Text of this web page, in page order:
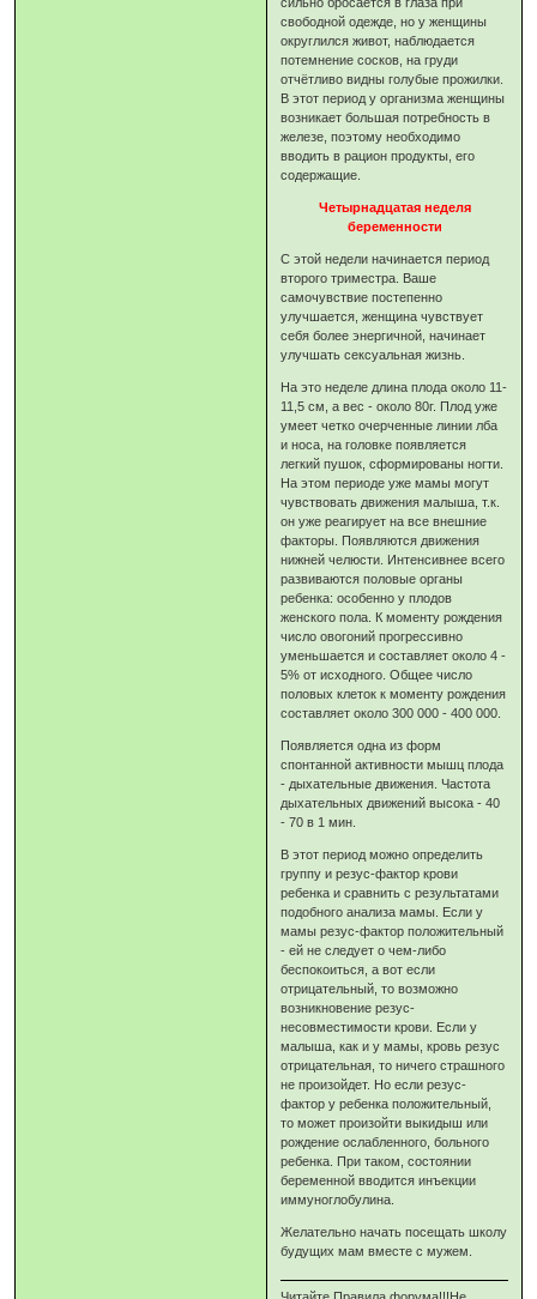
свободной одежде, но у женщины
округлился живот, наблюдается
потемнение сосков, на груди
отчётливо видны голубые прожилки.
В этот период у организма женщины
возникает большая потребность в
железе, поэтому необходимо
вводить в рацион продукты, его
содержащие.
Четырнадцатая неделя
беременности
С этой недели начинается период
второго триместра. Ваше
самочувствие постепенно
улучшается, женщина чувствует
себя более энергичной, начинает
улучшать сексуальная жизнь.
На это неделе длина плода около 11-
11,5 см, а вес - около 80г. Плод уже
умеет четко очерченные линии лба
и носа, на головке появляется
легкий пушок, сформированы ногти.
На этом периоде уже мамы могут
чувствовать движения малыша, т.к.
он уже реагирует на все внешние
факторы. Появляются движения
нижней челюсти. Интенсивнее всего
развиваются половые органы
ребенка: особенно у плодов
женского пола. К моменту рождения
число овогоний прогрессивно
уменьшается и составляет около 4 -
5% от исходного. Общее число
половых клеток к моменту рождения
составляет около 300 000 - 400 000.
Появляется одна из форм
спонтанной активности мышц плода
- дыхательные движения. Частота
дыхательных движений высока - 40
- 70 в 1 мин.
В этот период можно определить
группу и резус-фактор крови
ребенка и сравнить с результатами
подобного анализа мамы. Если у
мамы резус-фактор положительный
- ей не следует о чем-либо
беспокоиться, а вот если
отрицательный, то возможно
возникновение резус-
несовместимости крови. Если у
малыша, как и у мамы, кровь резус
отрицательная, то ничего страшного
не произойдет. Но если резус-
фактор у ребенка положительный,
то может произойти выкидыш или
рождение ослабленного, больного
ребенка. При таком, состоянии
беременной вводится инъекции
иммуноглобулина.
Желательно начать посещать школу
будущих мам вместе с мужем.